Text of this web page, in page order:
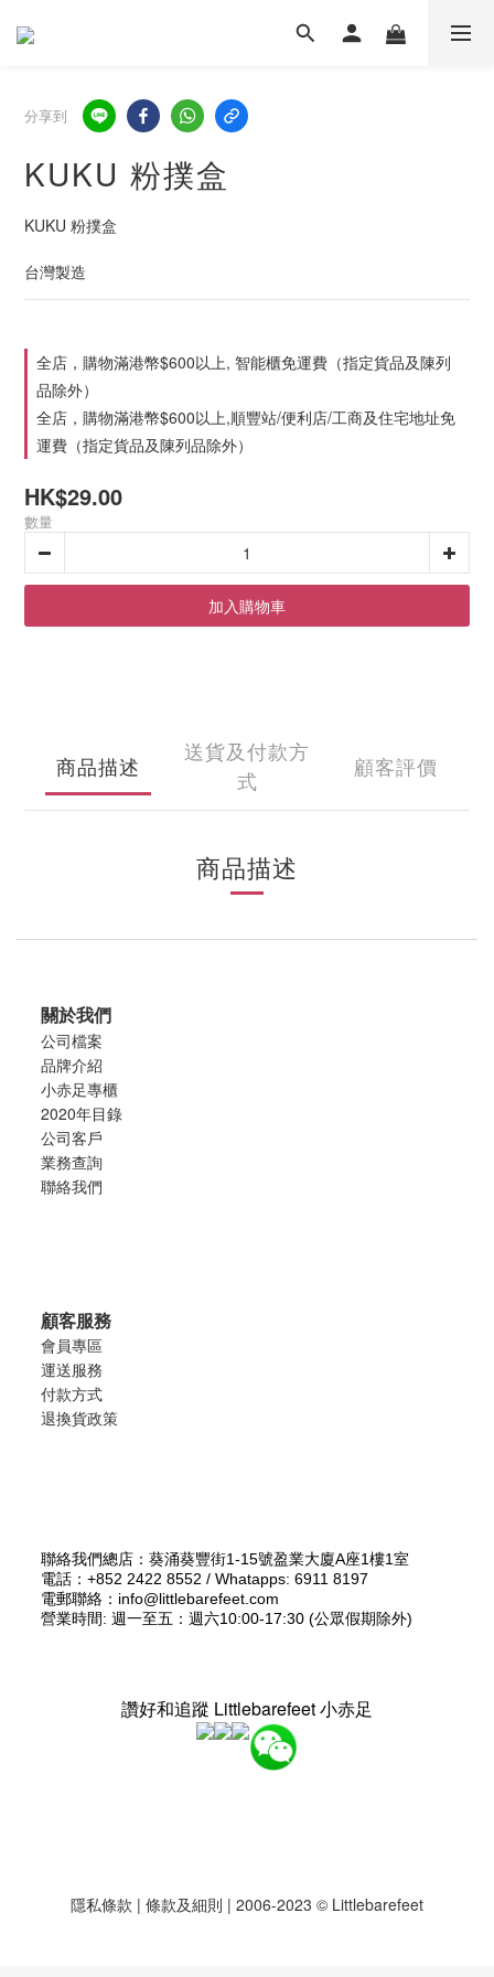
分享到
KUKU 粉撲盒
KUKU 粉撲盒
台灣製造
全店，購物滿港幣$600以上, 智能櫃免運費（指定貨品及陳列
品除外）
全店，購物滿港幣$600以上,順豐站/便利店/工商及住宅地址免
運費（指定貨品及陳列品除外）
HK$29.00
數量
加入購物車
商品描述
送貨及付款方
式
顧客評價
商品描述
關於我們
公司檔案
品牌介紹
小赤足專櫃
2020年目錄
公司客戶
業務查詢
聯絡我們
顧客服務
會員專區
運送服務
付款方式
退換貨政策
聯絡我們總店：葵涌葵豐街1-15號盈業大廈A座1樓1室
電話：+852 2422 8552 / Whatapps: 6911 8197
電郵聯絡：info@littlebarefeet.com
營業時間: 週一至五：週六10:00-17:30 (公眾假期除外)
讚好和追蹤 Littlebarefeet 小赤足
隱私條款 | 條款及細則 | 2006-2023 © Littlebarefeet